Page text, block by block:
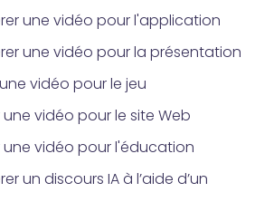
une vidéo pour l'application
une vidéo pour la présentation
vidéo pour le jeu
vidéo pour le site Web
vidéo pour l'éducation
un discours IA à l’aide d’un